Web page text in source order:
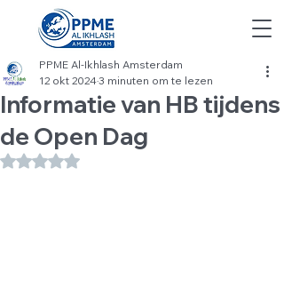
Informatie van HB tijdens
de Open Dag
PPME Al-Ikhlash Amsterdam
12 okt 20243 minuten om te lezen
Beoordeeld met NaN uit 5 sterren.